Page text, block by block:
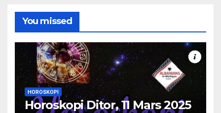
You missed
HOROSKOPI
Horoskopi Ditor, 11 Mars 2025